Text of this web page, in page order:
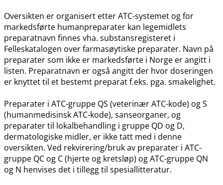
Oversikten er organisert etter ATC-systemet og for
markedsførte humanpreparater kan legemidlets
preparatnavn finnes vha. substansregisteret i
Felleskatalogen over farmasøytiske preparater. Navn på
preparater som ikke er markedsførte i Norge er angitt i
listen. Preparatnavn er også angitt der hvor doseringen
er knyttet til et bestemt preparat f.eks. pga. smakelighet.
Preparater i ATC-gruppe QS (veterinær ATC-kode) og S
(humanmedisinsk ATC-kode), sanseorganer, og
preparater til lokalbehandling i gruppe QD og D,
dermatologiske midler, er ikke tatt med i denne
oversikten. Ved rekvirering​/​bruk av preparater i ATC-
gruppe QC og C (hjerte og kretsløp) og ATC-gruppe QN
og N henvises det i tillegg til spesiallitteratur.